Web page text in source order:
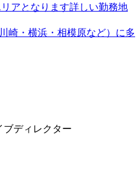
アとなります詳しい勤務地
崎・横浜・相模原など）に多
ブディレクター